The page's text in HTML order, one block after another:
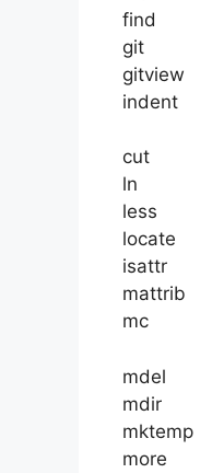
find
git
gitview
indent
cut
ln
less
locate
isattr
mattrib
mc
mdel
mdir
mktemp
more